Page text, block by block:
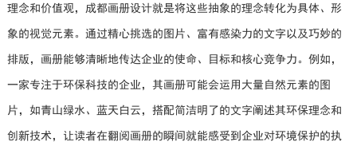
理念和价值观，成都画册设计就是将这些抽象的理念转化为具体、形
象的视觉元素。通过精心挑选的图片、富有感染力的文字以及巧妙的
排版，画册能够清晰地传达企业的使命、目标和核心竞争力。例如，
一家专注于环保科技的企业，其画册可能会运用大量自然元素的图
片，如青山绿水、蓝天白云，搭配简洁明了的文字阐述其环保理念和
创新技术，让读者在翻阅画册的瞬间就能感受到企业对环境保护的执